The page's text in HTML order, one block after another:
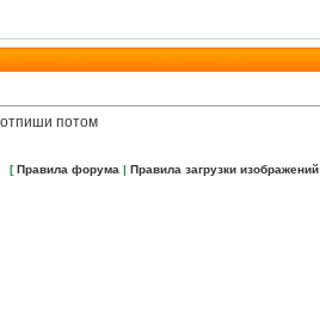
отпиши потом
[Правила форума | Правила загрузки изображений